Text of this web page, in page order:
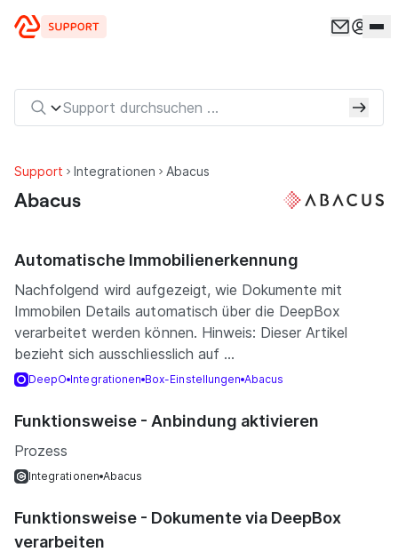
Support Integrationen Abacus
Abacus
Automatische Immobilienerkennung
Nachfolgend wird aufgezeigt, wie Dokumente mit
Immobilen Details automatisch über die DeepBox
verarbeitet werden können. Hinweis: Dieser Artikel
bezieht sich ausschliesslich auf ...
DeepO Integrationen Box-Einstellungen Abacus
Funktionsweise - Anbindung aktivieren
Prozess
Integrationen Abacus
Funktionsweise - Dokumente via DeepBox
verarbeiten